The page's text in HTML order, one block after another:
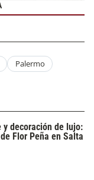
Palermo
decoración de lujo:
Flor Peña en Salta